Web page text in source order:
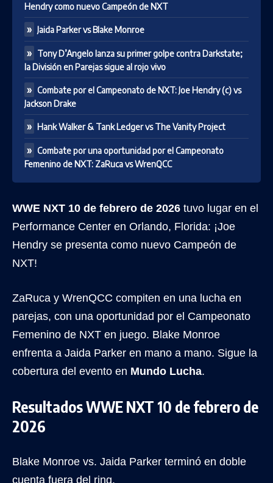
Hendry como nuevo Campeón de NXT
Jaida Parker vs Blake Monroe
Tony D’Angelo lanza su primer golpe contra Darkstate;
la División en Parejas sigue al rojo vivo
Combate por el Campeonato de NXT: Joe Hendry (c) vs
Jackson Drake
Hank Walker & Tank Ledger vs The Vanity Project
Combate por una oportunidad por el Campeonato
Femenino de NXT: ZaRuca vs WrenQCC
WWE NXT 10 de febrero de 2026 tuvo lugar en el
Performance Center en Orlando, Florida: ¡Joe
Hendry se presenta como nuevo Campeón de
NXT!
ZaRuca y WrenQCC compiten en una lucha en
parejas, con una oportunidad por el Campeonato
Femenino de NXT en juego. Blake Monroe
enfrenta a Jaida Parker en mano a mano. Sigue la
cobertura del evento en Mundo Lucha.
Resultados WWE NXT 10 de febrero de
2026
Blake Monroe vs. Jaida Parker terminó en doble
cuenta fuera del ring.